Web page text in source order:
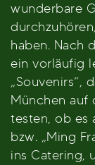
wunderbare
haben. Nach
ein vorläufig
„Souvenirs“,
München auf
testen, ob es
bzw. „Ming
ins Catering,